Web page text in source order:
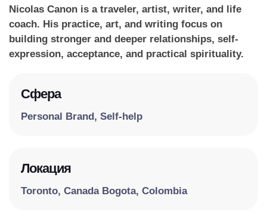
Nicolas Canon is a traveler, artist, writer, and life
coach. His practice, art, and writing focus on
building stronger and deeper relationships, self-
expression, acceptance, and practical spirituality.
Сфера
Personal Brand, Self-help
Локация
Toronto, Canada Bogota, Colombia